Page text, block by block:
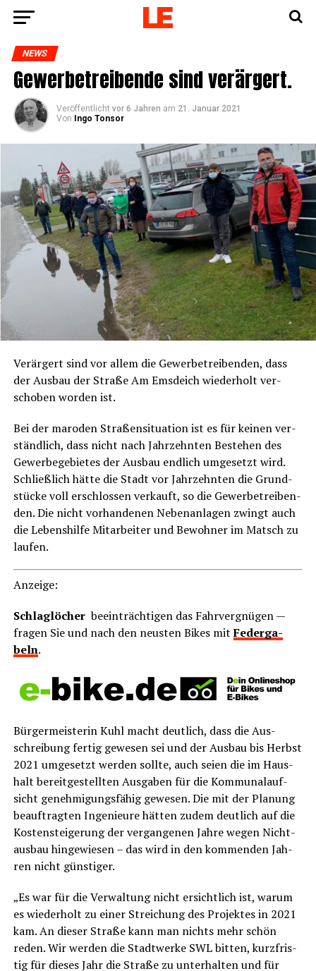
NEWS
Gewer­be­trei­ben­de sind verärgert.
Veröffentlicht vor 6 Jahren am 21. Januar 2021
Von
Ingo Tonsor
Ver­är­gert sind vor allem die Gewer­be­trei­ben­den, dass
der Aus­bau der Stra­ße Am Ems­deich wie­der­holt ver­
scho­ben wor­den ist.
Bei der maro­den Stra­ßen­si­tua­ti­on ist es für kei­nen ver­
ständ­lich, dass nicht nach Jahr­zehn­ten Bestehen des
Gewer­be­ge­bie­tes der Aus­bau end­lich umge­setzt wird.
Schließ­lich hät­te die Stadt vor Jahr­zehn­ten die Grund­
stü­cke voll erschlos­sen ver­kauft, so die Gewer­be­trei­ben­
den. Die nicht vor­han­de­nen Neben­an­la­gen zwingt auch
die Lebens­hil­fe Mit­ar­bei­ter und Bewoh­ner im Matsch zu
laufen.
Anzei­ge:
Schlag­lö­cherbeein­träch­ti­gen das Fahr­ver­gnü­gen —
fra­gen Sie und nach den neus­ten Bikes mitFeder­ga­
beln.
Bür­ger­meis­te­rin Kuhl macht deut­lich, dass die Aus­
schrei­bung fer­tig gewe­sen sei und der Aus­bau bis Herbst
2021 umge­setzt wer­den soll­te, auch sei­en die im Haus­
halt bereit­ge­stell­ten Aus­ga­ben für die Kom­mu­nal­auf­
sicht geneh­mi­gungs­fä­hig gewe­sen. Die mit der Pla­nung
beauf­trag­ten Inge­nieu­re hät­ten zudem deut­lich auf die
Kos­ten­stei­ge­rung der ver­gan­ge­nen Jah­re wegen Nicht­
aus­bau hin­ge­wie­sen – das wird in den kom­men­den Jah­
ren nicht günstiger.
„Es war für die Ver­wal­tung nicht ersicht­lich ist, war­um
es wie­der­holt zu einer Strei­chung des Pro­jek­tes in 2021
kam. An die­ser Stra­ße kann man nichts mehr schön
reden. Wir wer­den die Stadt­wer­ke SWL bit­ten, kurz­fris­
tig für die­ses Jahr die Stra­ße zu unter­hal­ten und für